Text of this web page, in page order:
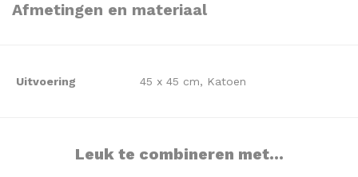
Afmetingen en materiaal
Uitvoering 45 x 45 cm, Katoen
Leuk te combineren met...